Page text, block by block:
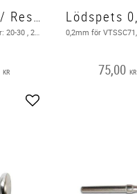
Lödspets / Reservspets
Lödspets för Artnr: 20-30 , 20-0300 ( Bild i texten )
KR
Add to favorites
75,00 KR